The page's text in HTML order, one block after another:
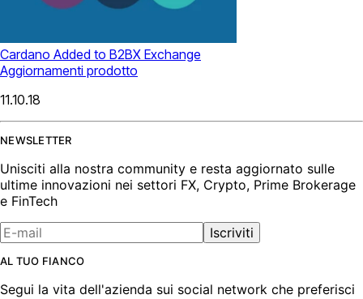
Cardano Added to B2BX Exchange
Aggiornamenti prodotto
11.10.18
NEWSLETTER
Unisciti alla nostra community e resta aggiornato sulle
ultime innovazioni nei settori FX, Crypto, Prime Brokerage
e FinTech
Iscriviti
AL TUO FIANCO
Segui la vita dell'azienda sui social network che preferisci